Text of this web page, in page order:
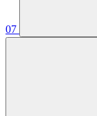
07